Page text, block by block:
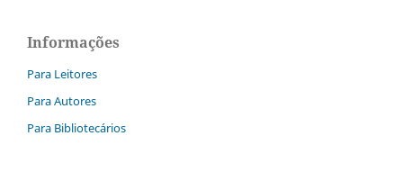
Informações
Para Leitores
Para Autores
Para Bibliotecários